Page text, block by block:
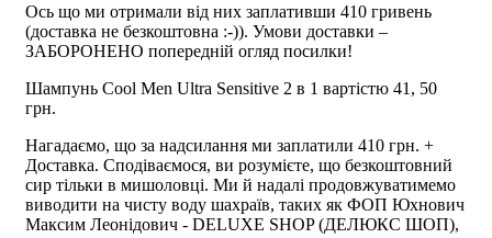
Ось що ми отримали від них заплативши 410 гривень
(доставка не безкоштовна :-)). Умови доставки –
ЗАБОРОНЕНО попередній огляд посилки!
Шампунь Cool Men Ultra Sensitive 2 в 1 вартістю 41, 50
грн.
Нагадаємо, що за надсилання ми заплатили 410 грн. +
Доставка. Сподіваємося, ви розумієте, що безкоштовний
сир тільки в мишоловці. Ми й надалі продовжуватимемо
виводити на чисту воду шахраїв, таких як ФОП Юхнович
Максим Леонідович - DELUXE SHOP (ДЕЛЮКС ШОП),